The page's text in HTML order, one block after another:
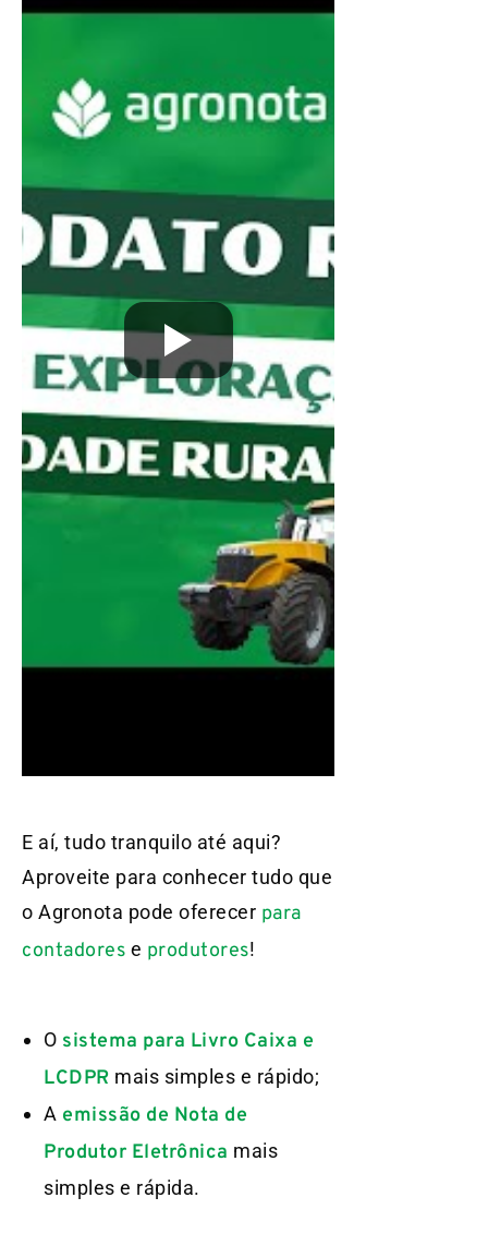
E aí, tudo tranquilo até aqui?
Aproveite para conhecer tudo que
o Agronota pode oferecer para
contadores e produtores!
O sistema para Livro Caixa e
LCDPR mais simples e rápido;
A emissão de Nota de
Produtor Eletrônica mais
simples e rápida.